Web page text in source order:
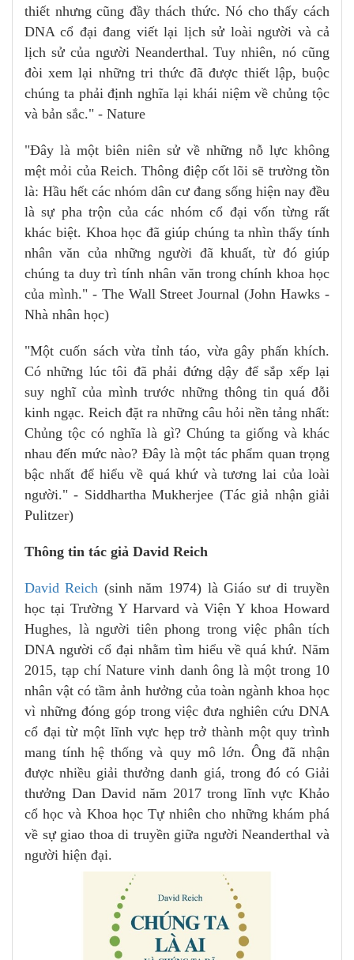
thiết nhưng cũng đầy thách thức. Nó cho thấy cách
DNA cổ đại đang viết lại lịch sử loài người và cả
lịch sử của người Neanderthal. Tuy nhiên, nó cũng
đòi xem lại những tri thức đã được thiết lập, buộc
chúng ta phải định nghĩa lại khái niệm về chủng tộc
và bản sắc." - Nature
"Đây là một biên niên sử về những nỗ lực không
mệt mỏi của Reich. Thông điệp cốt lõi sẽ trường tồn
là: Hầu hết các nhóm dân cư đang sống hiện nay đều
là sự pha trộn của các nhóm cổ đại vốn từng rất
khác biệt. Khoa học đã giúp chúng ta nhìn thấy tính
nhân văn của những người đã khuất, từ đó giúp
chúng ta duy trì tính nhân văn trong chính khoa học
của mình." - The Wall Street Journal (John Hawks -
Nhà nhân học)
"Một cuốn sách vừa tỉnh táo, vừa gây phấn khích.
Có những lúc tôi đã phải đứng dậy để sắp xếp lại
suy nghĩ của mình trước những thông tin quá đỗi
kinh ngạc. Reich đặt ra những câu hỏi nền tảng nhất:
Chủng tộc có nghĩa là gì? Chúng ta giống và khác
nhau đến mức nào? Đây là một tác phẩm quan trọng
bậc nhất để hiểu về quá khứ và tương lai của loài
người." - Siddhartha Mukherjee (Tác giả nhận giải
Pulitzer)
Thông tin tác giả David Reich
David Reich (sinh năm 1974) là Giáo sư di truyền
học tại Trường Y Harvard và Viện Y khoa Howard
Hughes, là người tiên phong trong việc phân tích
DNA người cổ đại nhằm tìm hiểu về quá khứ. Năm
2015, tạp chí Nature vinh danh ông là một trong 10
nhân vật có tầm ảnh hưởng của toàn ngành khoa học
vì những đóng góp trong việc đưa nghiên cứu DNA
cổ đại từ một lĩnh vực hẹp trở thành một quy trình
mang tính hệ thống và quy mô lớn. Ông đã nhận
được nhiều giải thưởng danh giá, trong đó có Giải
thưởng Dan David năm 2017 trong lĩnh vực Khảo
cổ học và Khoa học Tự nhiên cho những khám phá
về sự giao thoa di truyền giữa người Neanderthal và
người hiện đại.